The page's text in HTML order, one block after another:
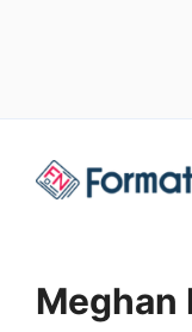
Meghan